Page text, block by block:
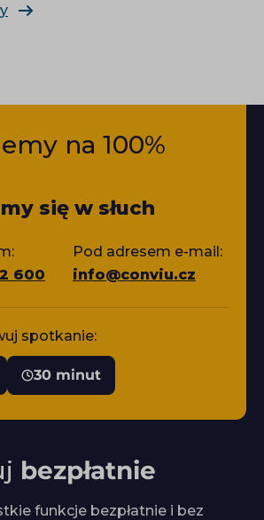
na 100%
się w słuch
600
Pod adresem e-mail:
info@conviu.cz
spotkanie:
30 minut
bezpłatnie
funkcje bezpłatnie i bez